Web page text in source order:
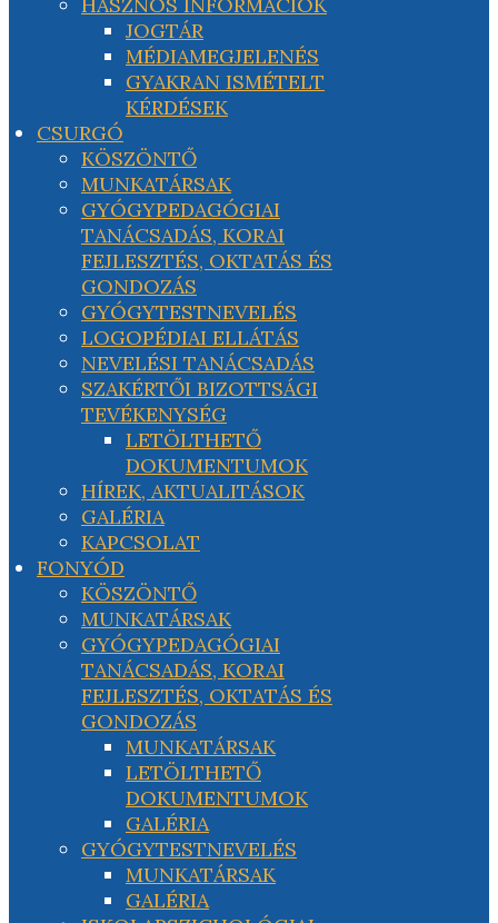
JOGTÁR
MÉDIAMEGJELENÉS
GYAKRAN ISMÉTELT
KÉRDÉSEK
CSURGÓ
KÖSZÖNTŐ
MUNKATÁRSAK
GYÓGYPEDAGÓGIAI
TANÁCSADÁS, KORAI
FEJLESZTÉS, OKTATÁS ÉS
GONDOZÁS
GYÓGYTESTNEVELÉS
LOGOPÉDIAI ELLÁTÁS
NEVELÉSI TANÁCSADÁS
SZAKÉRTŐI BIZOTTSÁGI
TEVÉKENYSÉG
LETÖLTHETŐ
DOKUMENTUMOK
HÍREK, AKTUALITÁSOK
GALÉRIA
KAPCSOLAT
FONYÓD
KÖSZÖNTŐ
MUNKATÁRSAK
GYÓGYPEDAGÓGIAI
TANÁCSADÁS, KORAI
FEJLESZTÉS, OKTATÁS ÉS
GONDOZÁS
MUNKATÁRSAK
LETÖLTHETŐ
DOKUMENTUMOK
GALÉRIA
GYÓGYTESTNEVELÉS
MUNKATÁRSAK
GALÉRIA